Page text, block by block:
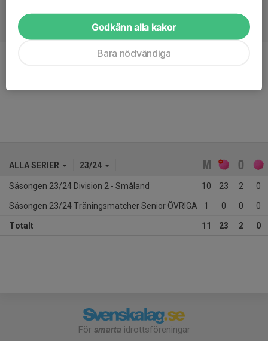
ALLA SERIER 23/24
Säsongen 23/24 Division 2 - Småland 10 23 2 0
Säsongen 23/24 Träningsmatcher Senior ÖVRIGA 1 0 0 0
Totalt 11 23 2 0
För smarta idrottsföreningar
Godkänn alla kakor
Bara nödvändiga